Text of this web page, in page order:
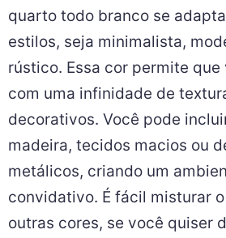
quarto todo branco se
estilos, seja minimalista,
rústico. Essa cor permite
com uma infinidade de
decorativos. Você pode
madeira, tecidos macios ou
metálicos, criando um
convidativo. É fácil misturar
outras cores, se você quiser